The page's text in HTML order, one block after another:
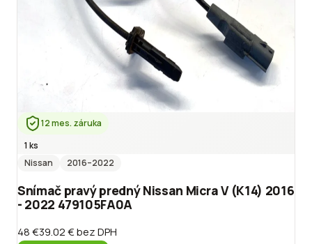
12 mes. záruka
1 ks
Nissan
2016–2022
Snímač pravý predný Nissan Micra V (K14) 2016
- 2022 479105FA0A
48 €39.02 €bez DPH